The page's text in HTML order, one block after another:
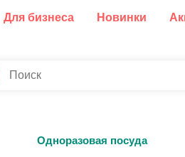
Для бизнеса Новинки
Одноразовая посуда